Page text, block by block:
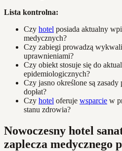
Lista kontrolna:
Czy hotel posiada aktualny
medycznych?
Czy zabiegi prowadzą
uprawnieniami?
Czy obiekt stosuje się do
epidemiologicznych?
Czy jasno określone są zasady
dopłat?
Czy hotel oferuje wsparcie w
stanu zdrowia?
Nowoczesny hotel
zaplecza medycznego